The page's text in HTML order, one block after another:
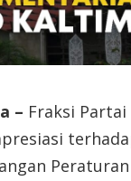
– Fraksi